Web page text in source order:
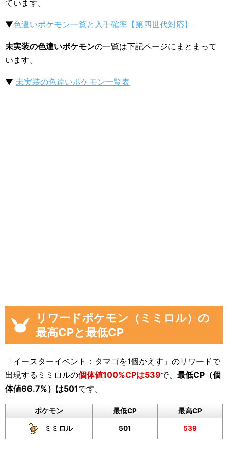
ています。
▼色違いポケモン一覧と入手確率【第四世代対応】
未実装の色違いポケモンの一覧は下記ページにまとまって
います。
▼ 未実装の色違いポケモン一覧表
リワードポケモン（ミミロル）の
最高CPと最低CP
「イースターイベント：タマゴを1個かえす」のリワードで
出現するミミロルの個体値100%CPは539で、 最低CP（個
体値66.7%）は501です。
ポケモン 最低CP 最高CP
ミミロル 501 539